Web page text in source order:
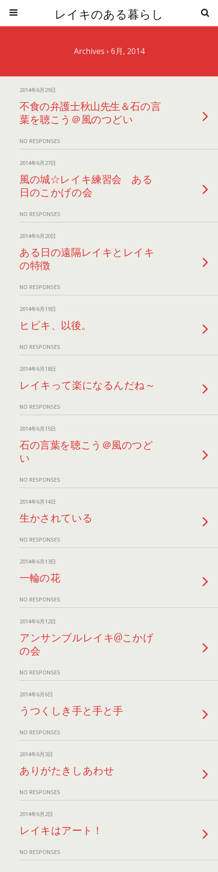
レイキのある暮らし
Archives › 6月, 2014
2014年6月29日
不食の弁護士秋山先生＆石の言
葉を聴こう＠風のつどい
NO RESPONSES
2014年6月27日
風の城☆レイキ練習会 ある
日のこかげの会
NO RESPONSES
2014年6月20日
ある日の遠隔レイキとレイキ
の特徴
NO RESPONSES
2014年6月19日
ヒビキ、以後。
NO RESPONSES
2014年6月18日
レイキって楽になるんだね～
NO RESPONSES
2014年6月15日
石の言葉を聴こう＠風のつど
い
NO RESPONSES
2014年6月14日
生かされている
NO RESPONSES
2014年6月13日
一輪の花
NO RESPONSES
2014年6月12日
アンサンブルレイキ@こかげ
の会
NO RESPONSES
2014年6月6日
うつくしき手と手と手
NO RESPONSES
2014年6月3日
ありがたきしあわせ
NO RESPONSES
2014年6月2日
レイキはアート！
NO RESPONSES